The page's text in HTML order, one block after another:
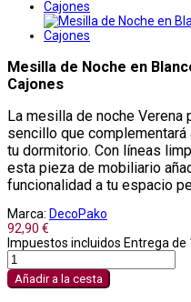
Mesilla de Noche en
Cajones
La mesilla de noche Verena
sencillo que
tu dormitorio. Con líneas
esta pieza de mobiliario
funcionalidad a tu espacio
Marca: DecoPako
92,90 €
Impuestos incluidos Entrega de
Añadir a la cesta